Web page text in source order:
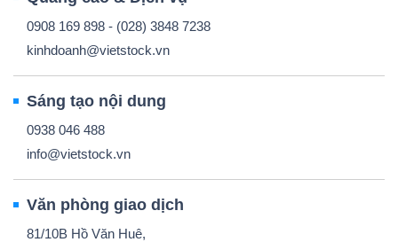
0908 169 898 - (028) 3848 7238
kinhdoanh@vietstock.vn
Sáng tạo nội dung
0938 046 488
info@vietstock.vn
Văn phòng giao dịch
81/10B Hồ Văn Huê,
thông
chính